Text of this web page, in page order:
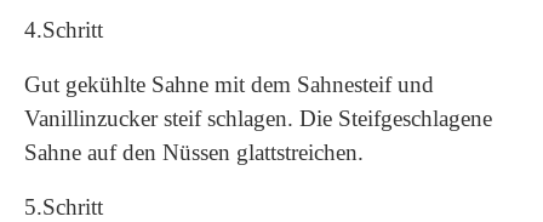
4.Schritt
Gut gekühlte Sahne mit dem Sahnesteif und
Vanillinzucker steif schlagen. Die Steifgeschlagene
Sahne auf den Nüssen glattstreichen.
5.Schritt